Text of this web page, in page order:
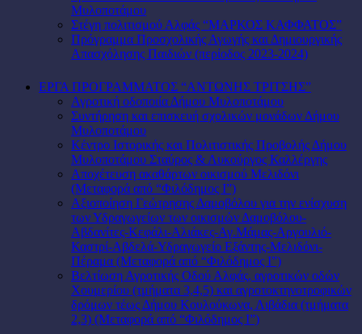
Μυλοποτάμου
Στέγη πολιτισμού Αλφάς “ΜΑΡΚΟΣ ΚΑΦΦΑΤΟΣ”
Πρόγραμμα Προσχολικής Αγωγής και Δημιουργικής
Απασχόλησης Παιδιών (περίοδος 2023-2024)
ΕΡΓΑ ΠΡΟΓΡΑΜΜΑΤΟΣ “ΑΝΤΩΝΗΣ ΤΡΙΤΣΗΣ”
Αγροτική οδοποιία Δήμου Μυλοποτάμου
Συντήρηση και επισκευή σχολικών μονάδων Δήμου
Μυλοποτάμου
Κέντρο Ιστορικής και Πολιτιστικής Προβολής Δήμου
Μυλοποτάμου Σταύρος & Λυκούργος Καλλέργης
Αποχέτευση ακαθάρτων οικισμού Μελιδόνι
(Μεταφορά από “Φιλόδημος Ι”)
Αξιοποίηση Γεώτρησης Δαμοβόλου για την ενίσχυση
των Υδραγωγείων των οικισμών Δαμοβόλου-
Αβδανίτες-Κεφάλι-Αλιάκες-Αγ.Μάμας-Αργουλιό-
Καστρί-Αβδελά-Υδραγωγείο Εξάντης-Μελιδόνι-
Πέραμα (Μεταφορά από “Φιλόδημος Ι”)
Βελτίωση Αγροτικής Οδού Αλφάς, αγροτικών οδών
Χουμερίου (τμήματα 3,4,5) και αγροτοκτηνοτροφικών
δρόμων τέως Δήμου Κουλούκωνα, Λιβάδια (τμήματα
2,3) (Μεταφορά από “Φιλόδημος Ι”)